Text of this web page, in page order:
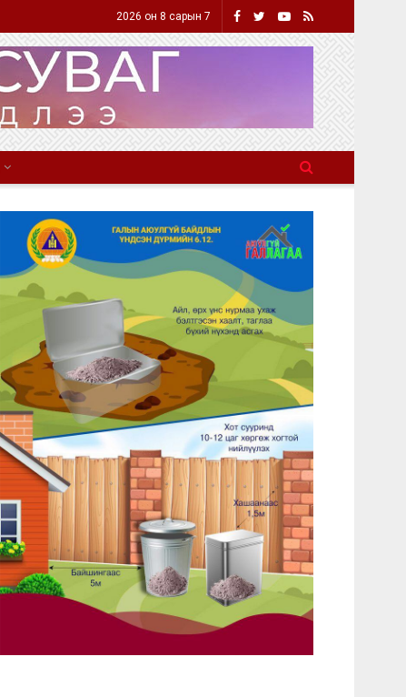
2026 он 8 сарын 7